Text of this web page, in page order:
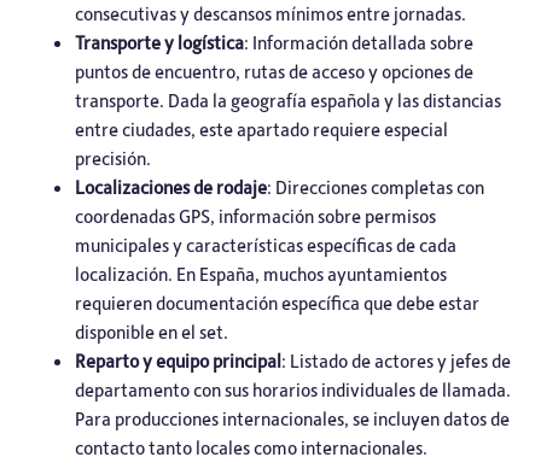
consecutivas y descansos mínimos entre jornadas.
Transporte y logística: Información detallada sobre
puntos de encuentro, rutas de acceso y opciones de
transporte. Dada la geografía española y las distancias
entre ciudades, este apartado requiere especial
precisión.
Localizaciones de rodaje: Direcciones completas con
coordenadas GPS, información sobre permisos
municipales y características específicas de cada
localización. En España, muchos ayuntamientos
requieren documentación específica que debe estar
disponible en el set.
Reparto y equipo principal: Listado de actores y jefes de
departamento con sus horarios individuales de llamada.
Para producciones internacionales, se incluyen datos de
contacto tanto locales como internacionales.